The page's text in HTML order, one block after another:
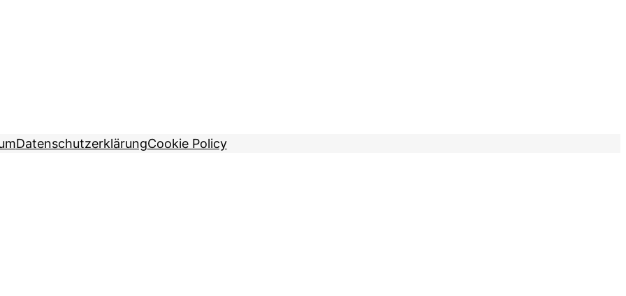
DatenschutzerklärungCookie Policy